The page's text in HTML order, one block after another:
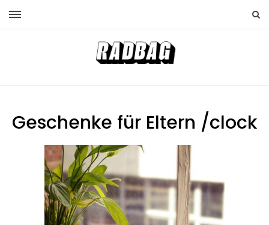
Geschenke für Eltern /clock